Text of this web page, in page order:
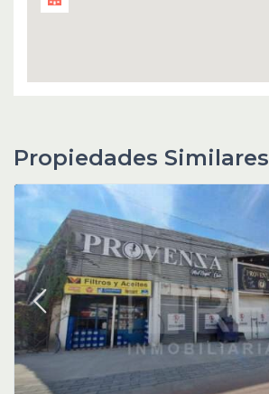
Propiedades Similares